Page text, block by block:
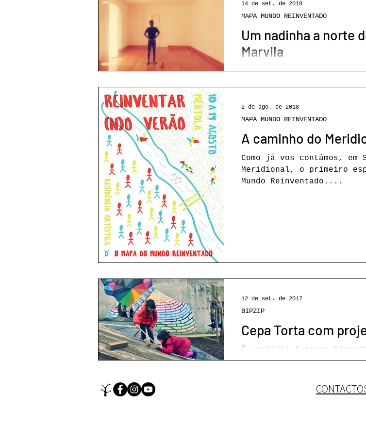
PRÉMIO NOVA DRAMATURGIA PROGRAMAÇÃO REBENTO
DOCUMENTARIO PRODUÇÕES CONFERÊNCIAS RECOMEÇAR
Um nadinha a norte
Marvila
É aqui, na Biblioteca de Marvila, separada do Meridional por
MAPA MUNDO REINVENTADO
14 de set. de 2018
Como já vos contámos, em
Meridional, o primeiro
Mundo Reinventado....
MAPA MUNDO REINVENTADO
2 de ago. de 2018
Cepa Torta com
É verdade! A nossa Companhia irá iniciar nesta rentrée um
aliciante projecto na freguesia de Marvila em Lisboa. Chama-
BIPZIP
12 de set. de 2017